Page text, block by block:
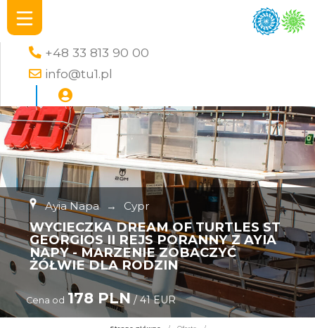
+48 33 813 90 00
info@tu1.pl
Ayia Napa → Cypr
WYCIECZKA DREAM OF TURTLES ST
GEORGIOS II REJS PORANNY Z AYIA
NAPY - MARZENIE ZOBACZYĆ
ŻÓŁWIE DLA RODZIN
Cena od 178 PLN/ 41 EUR